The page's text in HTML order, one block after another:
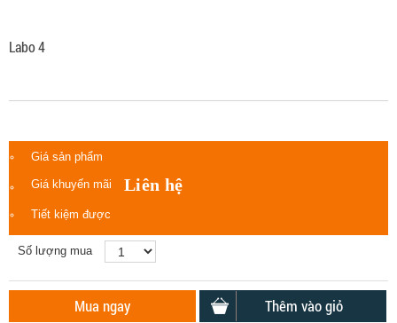
Labo 4
Giá sản phẩm
Giá khuyến mãi Liên hệ
Tiết kiệm được
Số lượng mua
Mua ngay Thêm vào giỏ